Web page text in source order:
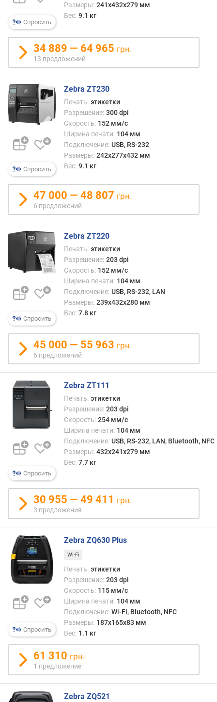
н
(
м
м
)
в
е
с
(
)
Спросить
Размеры: 241х432х279 мм
Вес: 9.1 кг
34 889 — 64 965 грн.
13 предложений
Спросить
Zebra ZT230
Печать: этикетки
Разрешение: 300 dpi
Скорость: 152 мм/с
Ширина печати: 104 мм
Подключение: USB, RS-232
Размеры: 242х277х432 мм
Вес: 9.1 кг
47 000 — 48 807 грн.
6 предложений
Спросить
Zebra ZT220
Печать: этикетки
Разрешение: 203 dpi
Скорость: 152 мм/с
Ширина печати: 104 мм
Подключение: USB, RS-232, LAN
Размеры: 239х432х280 мм
Вес: 7.8 кг
45 000 — 55 963 грн.
6 предложений
Спросить
Zebra ZT111
Печать: этикетки
Разрешение: 203 dpi
Скорость: 254 мм/с
Ширина печати: 104 мм
Подключение: USB, RS-232, LAN, Bluetooth, NFC
Размеры: 432х241х279 мм
Вес: 7.7 кг
30 955 — 49 411 грн.
3 предложения
Спросить
Zebra ZQ630 Plus
Wi-Fi
Печать: этикетки
Разрешение: 203 dpi
Скорость: 115 мм/с
Ширина печати: 104 мм
Подключение: Wi-Fi, Bluetooth, NFC
Размеры: 187x165x83 мм
Вес: 1.1 кг
61 310 грн.
1 предложение
Zebra ZQ521